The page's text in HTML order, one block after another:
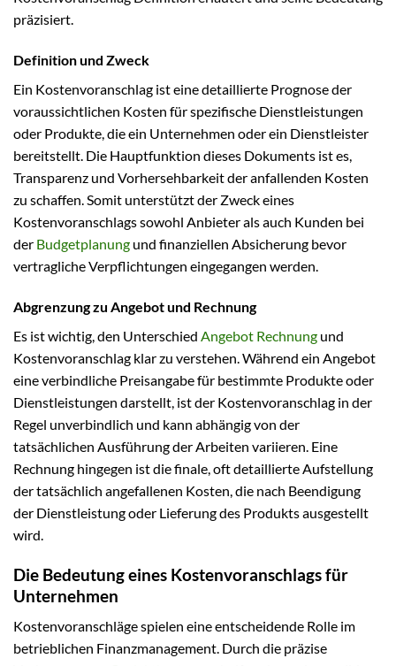
präzisiert.
Definition und Zweck
Ein Kostenvoranschlag ist eine detaillierte Prognose der
voraussichtlichen Kosten für spezifische Dienstleistungen
oder Produkte, die ein Unternehmen oder ein Dienstleister
bereitstellt. Die Hauptfunktion dieses Dokuments ist es,
Transparenz und Vorhersehbarkeit der anfallenden Kosten
zu schaffen. Somit unterstützt der Zweck eines
Kostenvoranschlags sowohl Anbieter als auch Kunden bei
der Budgetplanung und finanziellen Absicherung bevor
vertragliche Verpflichtungen eingegangen werden.
Abgrenzung zu Angebot und Rechnung
Es ist wichtig, den Unterschied Angebot Rechnung und
Kostenvoranschlag klar zu verstehen. Während ein Angebot
eine verbindliche Preisangabe für bestimmte Produkte oder
Dienstleistungen darstellt, ist der Kostenvoranschlag in der
Regel unverbindlich und kann abhängig von der
tatsächlichen Ausführung der Arbeiten variieren. Eine
Rechnung hingegen ist die finale, oft detaillierte Aufstellung
der tatsächlich angefallenen Kosten, die nach Beendigung
der Dienstleistung oder Lieferung des Produkts ausgestellt
wird.
Die Bedeutung eines Kostenvoranschlags für
Unternehmen
Kostenvoranschläge spielen eine entscheidende Rolle im
betrieblichen Finanzmanagement. Durch die präzise